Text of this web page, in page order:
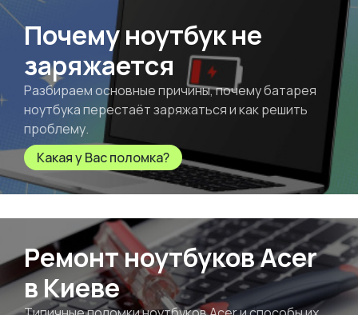
Почему ноутбук не
заряжается
Разбираем основные причины, почему батарея
ноутбука перестаёт заряжаться и как решить
проблему.
Какая у Вас поломка?
Ремонт ноутбуков Acer
в Киеве